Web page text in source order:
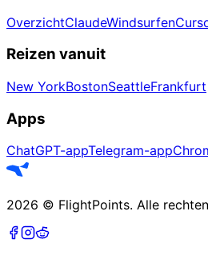
OverzichtClaudeWindsurfen
Reizen vanuit
New YorkBostonSeattleFrankfurt
Apps
ChatGPT-appTelegram-app
2026 © FlightPoints. Alle